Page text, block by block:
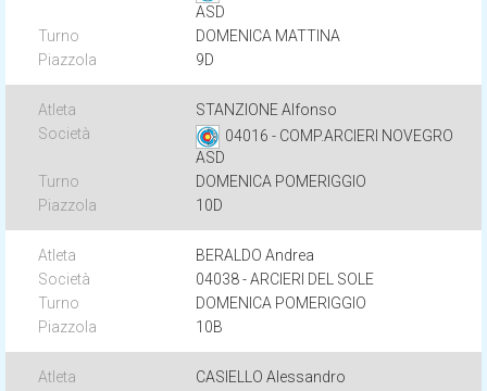
ASD
DOMENICA MATTINA
9D
STANZIONE Alfonso
04016 - COMP.ARCIERI NOVEGRO
ASD
DOMENICA POMERIGGIO
10D
BERALDO Andrea
04038 - ARCIERI DEL SOLE
DOMENICA POMERIGGIO
10B
CASIELLO Alessandro